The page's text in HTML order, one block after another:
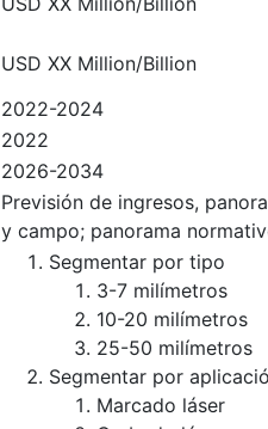
USD XX Million/Billion
2022-2024
2022
2026-2034
Previsión de ingresos,
y campo; panorama
Segmentar por tipo
3-7 milímetros
10-20 milímetros
25-50 milímetros
Segmentar por
Marcado láser